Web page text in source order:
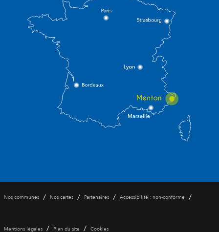
Nos communes / Nos cartes / Partenaires / Accessibilité : non-conforme /
Mentions légales / Plan du site / Cookies